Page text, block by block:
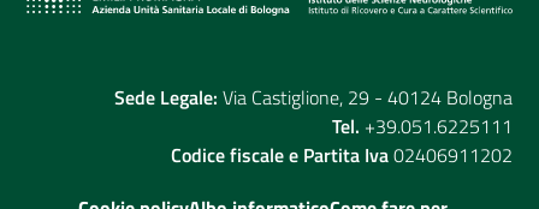
Sede Legale: Via Castiglione, 29 - 40124 Bologna
Tel. +39.051.6225111
Codice fiscale e Partita Iva02406911202